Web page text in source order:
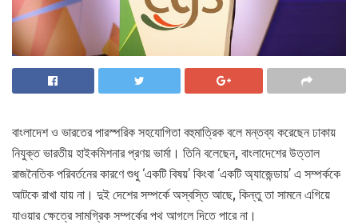
বাংলাদেশ ও ভারতের পারস্পরিক সহযোগিতা বহুমাত্রিক বলে মন্তব্য করেছেন ঢাকায়
নিযুক্ত ভারতীয় হাইকমিশনার প্রণয় ভার্মা। তিনি বলেছেন, বাংলাদেশের উত্তাল
রাজনৈতিক পরিবর্তনের কারণে শুধু ‘একটি বিষয়’ কিংবা ‘একটি অ্যাজেন্ডায়’ এ সম্পর্ককে
আটকে রাখা যায় না। দুই দেশের সম্পর্কে অস্বস্তি আছে, কিন্তু তা সামনে এগিয়ে
যাওয়ার ক্ষেত্রে সামগ্রিক সম্পর্কের পথ আগলে দিতে পারে না।